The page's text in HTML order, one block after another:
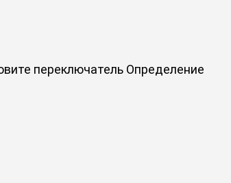
переключатель Определение